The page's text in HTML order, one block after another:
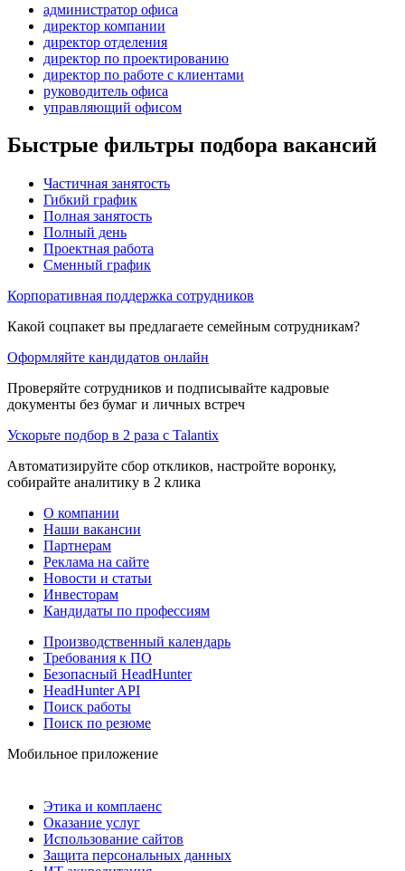
администратор офиса
директор компании
директор отделения
директор по проектированию
директор по работе с клиентами
руководитель офиса
управляющий офисом
Быстрые фильтры подбора вакансий
Частичная занятость
Гибкий график
Полная занятость
Полный день
Проектная работа
Сменный график
Корпоративная поддержка сотрудников
Какой соцпакет вы предлагаете семейным сотрудникам?
Оформляйте кандидатов онлайн
Проверяйте сотрудников и подписывайте кадровые
документы без бумаг и личных встреч
Ускорьте подбор в 2 раза с Talantix
Автоматизируйте сбор откликов, настройте воронку,
собирайте аналитику в 2 клика
О компании
Наши вакансии
Партнерам
Реклама на сайте
Новости и статьи
Инвесторам
Кандидаты по профессиям
Производственный календарь
Требования к ПО
Безопасный HeadHunter
HeadHunter API
Поиск работы
Поиск по резюме
Мобильное приложение
Этика и комплаенс
Оказание услуг
Использование сайтов
Защита персональных данных